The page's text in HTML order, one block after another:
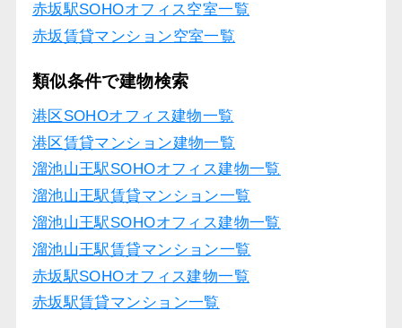
赤坂駅SOHOオフィス空室一覧
赤坂賃貸マンション空室一覧
類似条件で建物検索
港区SOHOオフィス建物一覧
港区賃貸マンション建物一覧
溜池山王駅SOHOオフィス建物一覧
溜池山王駅賃貸マンション一覧
溜池山王駅SOHOオフィス建物一覧
溜池山王駅賃貸マンション一覧
赤坂駅SOHOオフィス建物一覧
赤坂駅賃貸マンション一覧